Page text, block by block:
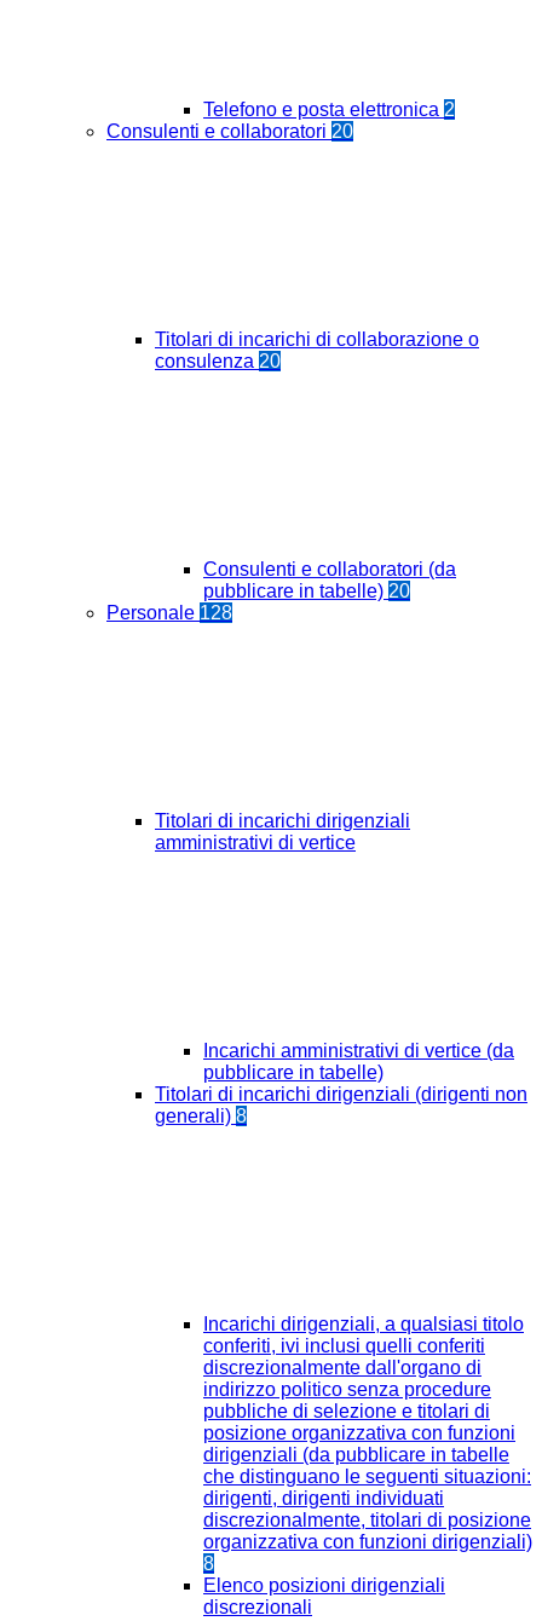
Telefono e posta elettronica 2
Consulenti e collaboratori 20
Titolari di incarichi di collaborazione o
consulenza 20
Consulenti e collaboratori (da
pubblicare in tabelle) 20
Personale 128
Titolari di incarichi dirigenziali
amministrativi di vertice
Incarichi amministrativi di vertice (da
pubblicare in tabelle)
Titolari di incarichi dirigenziali (dirigenti non
generali) 8
Incarichi dirigenziali, a qualsiasi titolo
conferiti, ivi inclusi quelli conferiti
discrezionalmente dall'organo di
indirizzo politico senza procedure
pubbliche di selezione e titolari di
posizione organizzativa con funzioni
dirigenziali (da pubblicare in tabelle
che distinguano le seguenti situazioni:
dirigenti, dirigenti individuati
discrezionalmente, titolari di posizione
organizzativa con funzioni dirigenziali)
8
Elenco posizioni dirigenziali
discrezionali